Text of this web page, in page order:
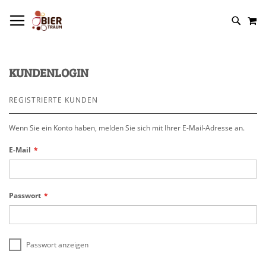
KUNDENLOGIN
REGISTRIERTE KUNDEN
Wenn Sie ein Konto haben, melden Sie sich mit Ihrer E-Mail-Adresse an.
E-Mail
Passwort
Passwort anzeigen